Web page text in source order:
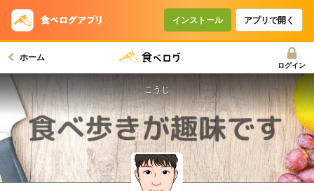
インストール アプリで開く
ホーム
ログイン
こうじ